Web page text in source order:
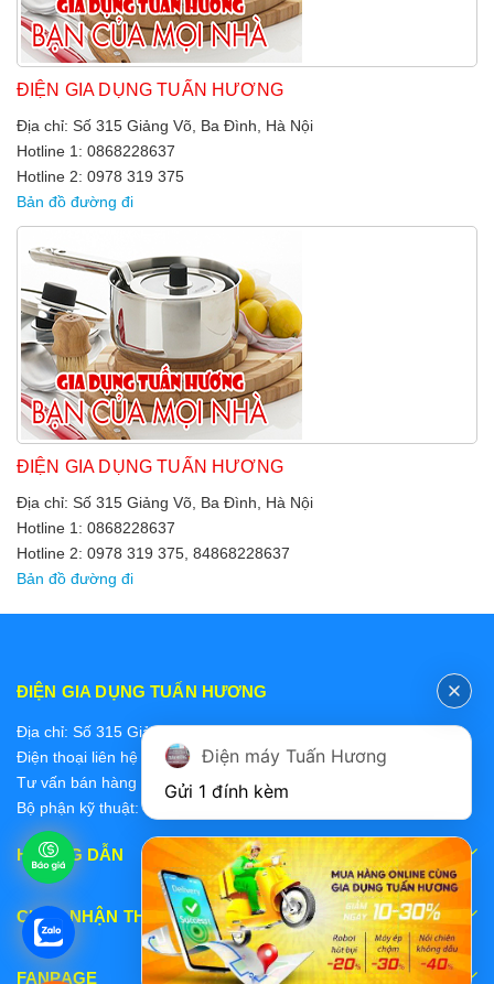
ĐIỆN GIA DỤNG TUẤN HƯƠNG
Địa chỉ: Số 315 Giảng Võ, Ba Đình, Hà Nội
Hotline 1: 0868228637
Hotline 2: 0978 319 375
Bản đồ đường đi
ĐIỆN GIA DỤNG TUẤN HƯƠNG
Địa chỉ: Số 315 Giảng Võ, Ba Đình, Hà Nội
Hotline 1: 0868228637
Hotline 2: 0978 319 375, 84868228637
Bản đồ đường đi
ĐIỆN GIA DỤNG TUẤN HƯƠNG
Địa chỉ: Số 315 Giảng Võ, Ba Đình, Hà Nội
Điện thoại liên hệ các bộ phận:
Tư vấn bán hàng 2: 0868228637
Bộ phận kỹ thuật: 0978 319 375
HƯỚNG DẪN
CHẤP NHẬN THANH TOÁN
FANPAGE
Điện máy Tuấn Hương
Gửi 1 đính kèm